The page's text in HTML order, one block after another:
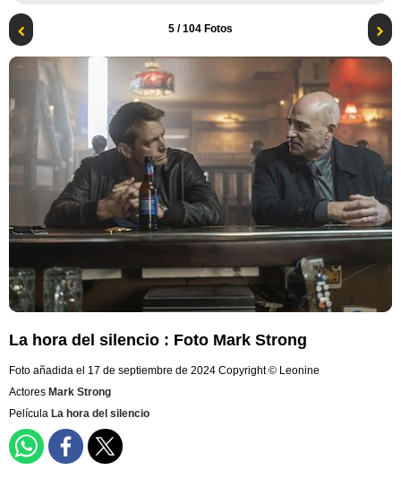
5 / 104 Fotos
La hora del silencio : Foto Mark Strong
Foto añadida el 17 de septiembre de 2024 Copyright © Leonine
Actores Mark Strong
Película La hora del silencio